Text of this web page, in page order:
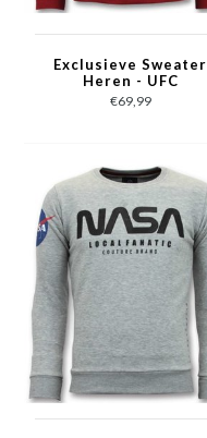
Exclusieve Sweater
Heren - UFC
Championship Trui -
Bordeaux
€69,99